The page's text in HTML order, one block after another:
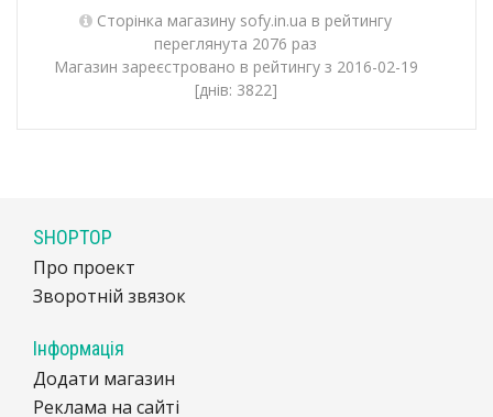
Сторінка магазину sofy.in.ua в рейтингу
переглянута 2076 раз
Магазин зареєстровано в рейтингу з 2016-02-19
[днів: 3822]
SHOPTOP
Про проект
Зворотній звязок
Інформація
Додати магазин
Реклама на сайті